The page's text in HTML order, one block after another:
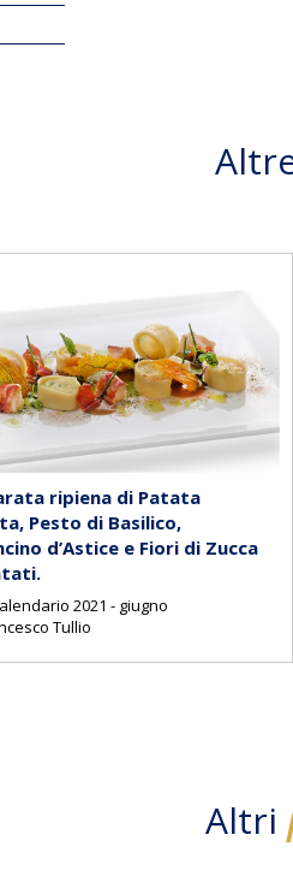
ripiena di Patata
Pesto di Basilico,
d’Astice e Fiori di Zucca
2021 - giugno
Tullio
Altri